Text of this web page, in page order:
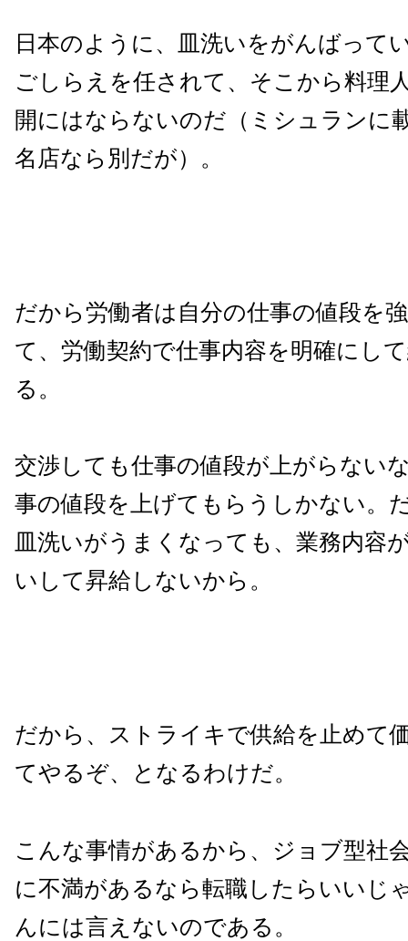
日本のように、皿洗いをがんばって
ごしらえを任されて、そこから料理
開にはならないのだ（ミシュランに
名店なら別だが）。
だから労働者は自分の仕事の値段を
て、労働契約で仕事内容を明確にし
る。
交渉しても仕事の値段が上がらない
事の値段を上げてもらうしかない。
皿洗いがうまくなっても、業務内容
いして昇給しないから。
だから、ストライキで供給を止めて
てやるぞ、となるわけだ。
こんな事情があるから、ジョブ型社
に不満があるなら転職したらいいじ
んには言えないのである。